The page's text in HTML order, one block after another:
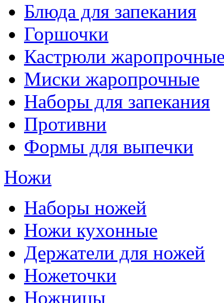
Блюда для запекания
Горшочки
Кастрюли
Миски жаропрочные
Наборы для запекания
Противни
Формы для выпечки
Ножи
Наборы ножей
Ножи кухонные
Держатели для ножей
Ножеточки
Ножницы